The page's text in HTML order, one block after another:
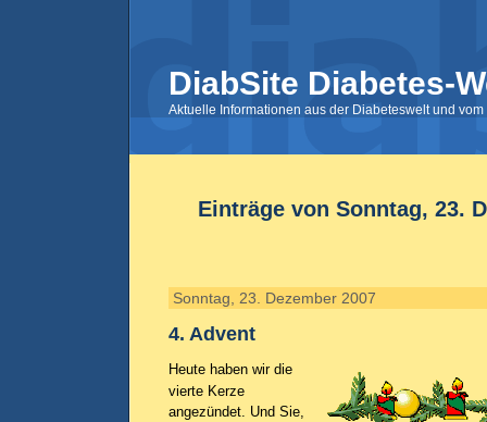
DiabSite Diabetes-
Aktuelle Informationen aus der Diabeteswelt und
Einträge von Sonntag, 23.
Sonntag, 23. Dezember 2007
4. Advent
Heute haben wir die
vierte Kerze
angezündet. Und Sie,